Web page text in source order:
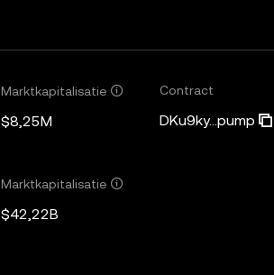
Marktkapitalisatie
$8,25M
Contract
DKu9ky...pump
Marktkapitalisatie
$42,22B